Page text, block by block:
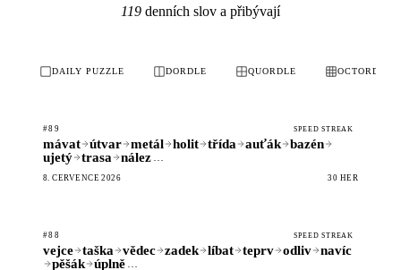
119 denních slov a přibývají
DAILY PUZZLE DORDLE QUORDLE OCTORDLE
#89 SPEED STREAK
mávat útvar metál holit třída auťák
bazén
ujetý
trasa nález …
8. ČERVENCE 2026 30 HER
#88 SPEED STREAK
vejce taška vědec zadek líbat teprv odliv
navíc
pěšák
úplně …